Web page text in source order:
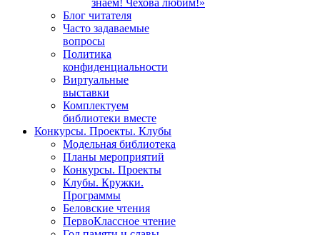
знаем! Чехова любим!»
Блог читателя
Часто задаваемые
вопросы
Политика
конфиденциальности
Виртуальные
выставки
Комплектуем
библиотеки вместе
Конкурсы. Проекты. Клубы
Модельная библиотека
Планы мероприятий
Конкурсы. Проекты
Клубы. Кружки.
Программы
Беловские чтения
ПервоКлассное чтение